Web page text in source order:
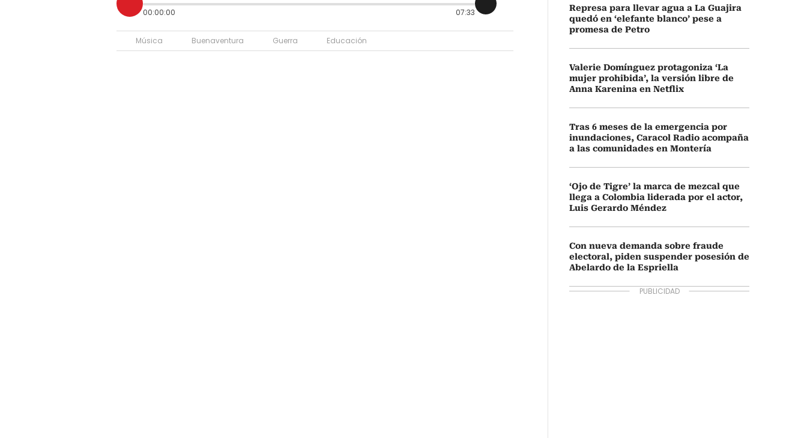
00:00:00 07:33
Música Buenaventura Guerra Educación
Represa para llevar agua a La Guajira
quedó en ‘elefante blanco’ pese a
promesa de Petro
Valerie Domínguez protagoniza ‘La
mujer prohibida’, la versión libre de
Anna Karenina en Netflix
Tras 6 meses de la emergencia por
inundaciones, Caracol Radio acompaña
a las comunidades en Montería
‘Ojo de Tigre’ la marca de mezcal que
llega a Colombia liderada por el actor,
Luis Gerardo Méndez
Con nueva demanda sobre fraude
electoral, piden suspender posesión de
Abelardo de la Espriella